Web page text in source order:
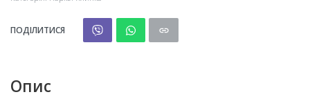
ПОДІЛИТИСЯ
Опис